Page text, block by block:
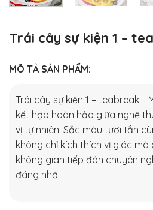
Trái cây sự kiện 1 –
MÔ TẢ SẢN PHẨM:
Trái cây sự kiện 1 – teabreak :
kết hợp hoàn hảo giữa nghệ
vị tự nhiên. Sắc màu tươi tắn
không chỉ kích thích vị giác
không gian tiếp đón chuyên
đáng nhớ.